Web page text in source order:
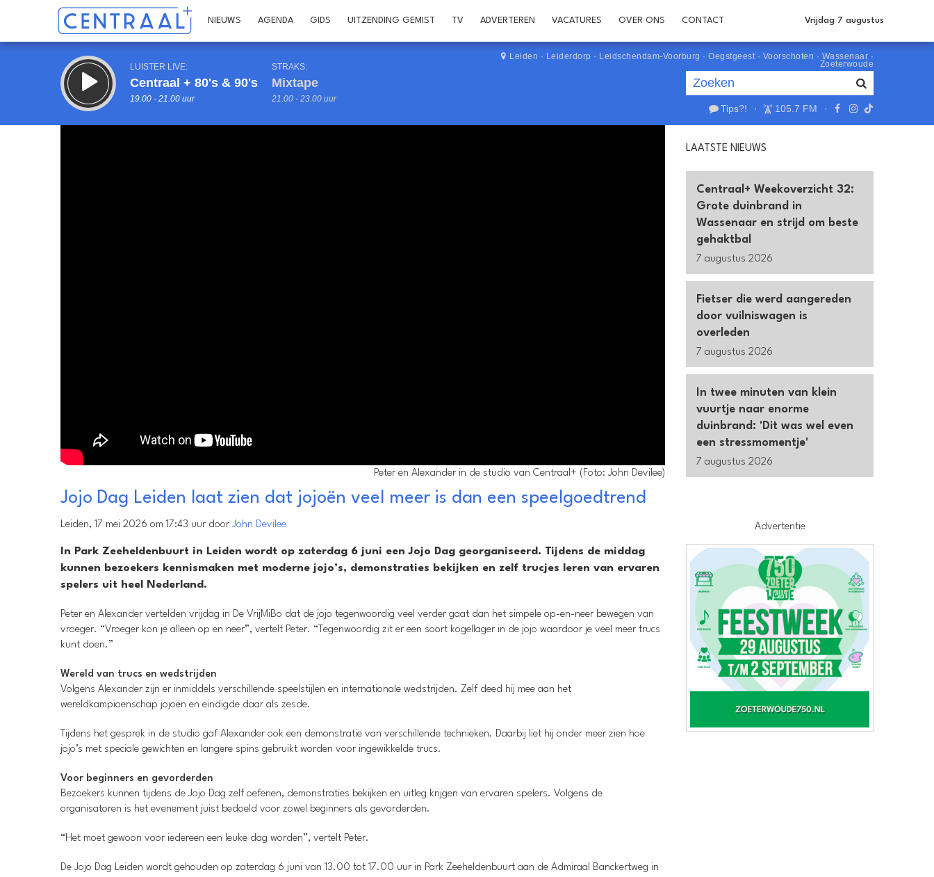
NIEUWS AGENDA GIDS UITZENDING GEMIST TV ADVERTEREN VACATURES OVER ONS CONTACT Vrijdag 7 augustus
LUISTER LIVE:
Centraal + 80's & 90's
19.00 - 21.00 uur
STRAKS:
Mixtape
21.00 - 23.00 uur
Leiden · Leiderdorp · Leidschendam-Voorburg · Oegstgeest· Voorschoten · Wassenaar ·
Zoeterwoude
Tips?! · 105.7 FM ·
Peter en Alexander in de studio van Centraal+ (Foto: John Devilee)
Jojo Dag Leiden laat zien dat jojoën veel meer is dan een speelgoedtrend
Leiden, 17 mei 2026 om 17:43 uur door John Devilee
In Park Zeeheldenbuurt in Leiden wordt op zaterdag 6 juni een Jojo Dag georganiseerd. Tijdens de middag
kunnen bezoekers kennismaken met moderne jojo’s, demonstraties bekijken en zelf trucjes leren van ervaren
spelers uit heel Nederland.
Peter en Alexander vertelden vrijdag in De VrijMiBo dat de jojo tegenwoordig veel verder gaat dan het simpele op-en-neer bewegen van
vroeger. “Vroeger kon je alleen op en neer”, vertelt Peter. “Tegenwoordig zit er een soort kogellager in de jojo waardoor je veel meer trucs
kunt doen.”
Wereld van trucs en wedstrijden
Volgens Alexander zijn er inmiddels verschillende speelstijlen en internationale wedstrijden. Zelf deed hij mee aan het
wereldkampioenschap jojoën en eindigde daar als zesde.
Tijdens het gesprek in de studio gaf Alexander ook een demonstratie van verschillende technieken. Daarbij liet hij onder meer zien hoe
jojo’s met speciale gewichten en langere spins gebruikt worden voor ingewikkelde trucs.
Voor beginners en gevorderden
Bezoekers kunnen tijdens de Jojo Dag zelf oefenen, demonstraties bekijken en uitleg krijgen van ervaren spelers. Volgens de
organisatoren is het evenement juist bedoeld voor zowel beginners als gevorderden.
“Het moet gewoon voor iedereen een leuke dag worden”, vertelt Peter.
De Jojo Dag Leiden wordt gehouden op zaterdag 6 juni van 13.00 tot 17.00 uur in Park Zeeheldenbuurt aan de Admiraal Banckertweg in
LAATSTE NIEUWS
Centraal+ Weekoverzicht 32:
Grote duinbrand in
Wassenaar en strijd om beste
gehaktbal
7 augustus 2026
Fietser die werd aangereden
door vuilniswagen is
overleden
7 augustus 2026
In twee minuten van klein
vuurtje naar enorme
duinbrand: 'Dit was wel even
een stressmomentje'
7 augustus 2026
Advertentie